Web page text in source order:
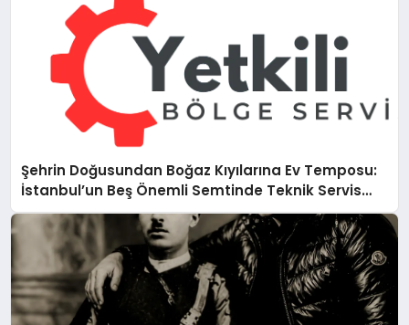
Şehrin Doğusundan Boğaz Kıyılarına Ev Temposu:
İstanbul’un Beş Önemli Semtinde Teknik Servis
Deneyimi